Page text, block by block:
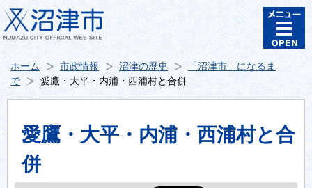
ホーム 市政情報 沼津の歴史
「沼津市」になるま
で
愛鷹・大平・内浦・西浦村と合併
愛鷹・大平・内浦・西浦村と合
併